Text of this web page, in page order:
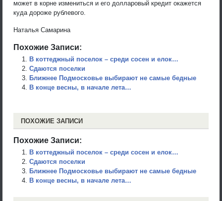
может в корне измениться и его долларовый кредит окажется
куда дороже рублевого.
Наталья Самарина
Похожие Записи:
В коттеджный поселок – среди сосен и елок…
Сдаются поселки
Ближнее Подмосковье выбирают не самые бедные
В конце весны, в начале лета…
ПОХОЖИЕ ЗАПИСИ
Похожие Записи:
В коттеджный поселок – среди сосен и елок…
Сдаются поселки
Ближнее Подмосковье выбирают не самые бедные
В конце весны, в начале лета…